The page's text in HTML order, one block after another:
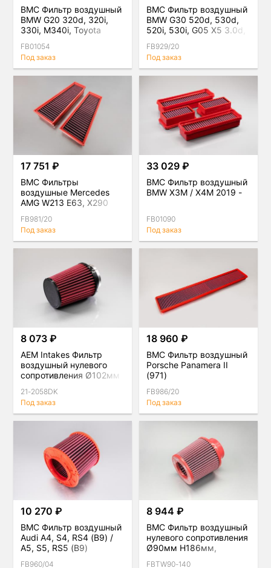
BMC Фильтр воздушный
BMW G20 320d, 320i,
330i, M340i, Toyota
FB01054
Под заказ
BMC Фильтр воздушный
BMW G30 520d, 530d,
520i, 530i, G05 X5 3.0d,
FB929/20
Под заказ
17 751 ₽
BMC Фильтры
воздушные Mercedes
AMG W213 E63, X290
GLE63, комплект
FB981/20
Под заказ
33 029 ₽
BMC Фильтр воздушный
BMW X3M / X4M 2019 -
FB01090
Под заказ
8 073 ₽
AEM Intakes Фильтр
воздушный нулевого
сопротивления Ø102мм
21-2058DK
Под заказ
18 960 ₽
BMC Фильтр воздушный
Porsche Panamera II
(971)
FB986/20
Под заказ
10 270 ₽
BMC Фильтр воздушный
Audi A4, S4, RS4 (B9) /
A5, S5, RS5 (B9)
FB960/04
8 944 ₽
BMC Фильтр воздушный
нулевого сопротивления
Ø90мм H186мм,
FBTW90-140